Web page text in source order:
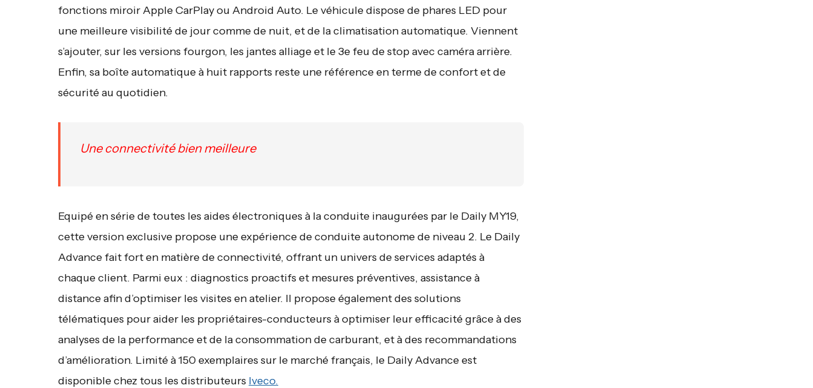
fonctions miroir Apple CarPlay ou Android Auto. Le véhicule dispose de phares LED pour
une meilleure visibilité de jour comme de nuit, et de la climatisation automatique. Viennent
s’ajouter, sur les versions fourgon, les jantes alliage et le 3e feu de stop avec caméra arrière.
Enfin, sa boîte automatique à huit rapports reste une référence en terme de confort et de
sécurité au quotidien.
Une connectivité bien meilleure
Equipé en série de toutes les aides électroniques à la conduite inaugurées par le Daily MY19,
cette version exclusive propose une expérience de conduite autonome de niveau 2. Le Daily
Advance fait fort en matière de connectivité, offrant un univers de services adaptés à
chaque client. Parmi eux : diagnostics proactifs et mesures préventives, assistance à
distance afin d’optimiser les visites en atelier. Il propose également des solutions
télématiques pour aider les propriétaires-conducteurs à optimiser leur efficacité grâce à des
analyses de la performance et de la consommation de carburant, et à des recommandations
d’amélioration. Limité à 150 exemplaires sur le marché français, le Daily Advance est
disponible chez tous les distributeurs Iveco.